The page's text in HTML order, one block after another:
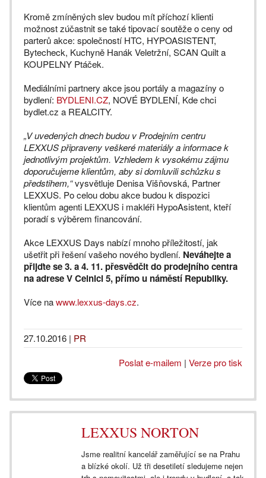
Kromě zmíněných slev budou mít příchozí klienti
možnost zúčastnit se také tipovací soutěže o ceny od
parterů akce: společností HTC, HYPOASISTENT,
Bytecheck, Kuchyně Hanák Veletržní, SCAN Quilt a
KOUPELNY Ptáček.
Mediálními partnery akce jsou portály a magazíny o
bydlení: BYDLENI.CZ, NOVÉ BYDLENÍ, Kde chci
bydlet.cz a REALCITY.
„V uvedených dnech budou v Prodejním centru
LEXXUS připraveny veškeré materiály a informace k
jednotlivým projektům. Vzhledem k vysokému zájmu
doporučujeme klientům, aby si domluvili schůzku s
předstihem,“vysvětluje Denisa Višňovská, Partner
LEXXUS. Po celou dobu akce budou k dispozici
klientům agenti LEXXUS i makléři HypoAsistent, kteří
poradí s výběrem financování.
Akce LEXXUS Days nabízí mnoho příležitostí, jak
ušetřit při řešení vašeho nového bydlení. Neváhejte a
přijďte se 3. a 4. 11. přesvědčit do prodejního centra
na adrese V Celnici 5, přímo u náměstí Republiky.
Více nawww.lexxus-days.cz.
27.10.2016 | PR
Poslat e-mailem | Verze pro tisk
LEXXUS NORTON
Jsme realitní kancelář zaměřující se na Prahu
a blízké okolí. Už tři desetiletí sledujeme nejen